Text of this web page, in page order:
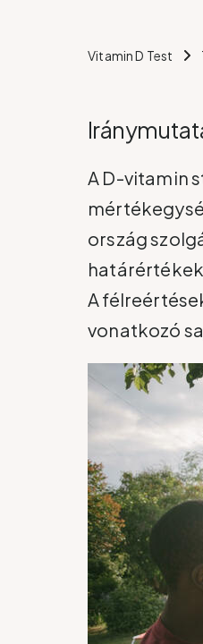
Vitamin D Test
A D-vitamin
ország
A
vonatkozó